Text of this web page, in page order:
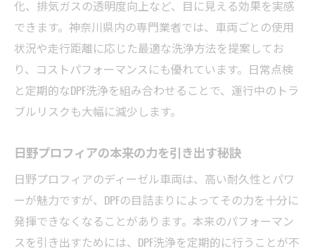
化、排気ガスの透明度向上など、目に見える効果を実感
できます。神奈川県内の専門業者では、車両ごとの使用
状況や走行距離に応じた最適な洗浄方法を提案してお
り、コストパフォーマンスにも優れています。日常点検
と定期的なDPF洗浄を組み合わせることで、運行中のトラ
ブルリスクも大幅に減少します。
日野プロフィアの本来の力を引き出す秘訣
日野プロフィアのディーゼル車両は、高い耐久性とパワ
ーが魅力ですが、DPFの目詰まりによってその力を十分に
発揮できなくなることがあります。本来のパフォーマン
スを引き出すためには、DPF洗浄を定期的に行うことが不